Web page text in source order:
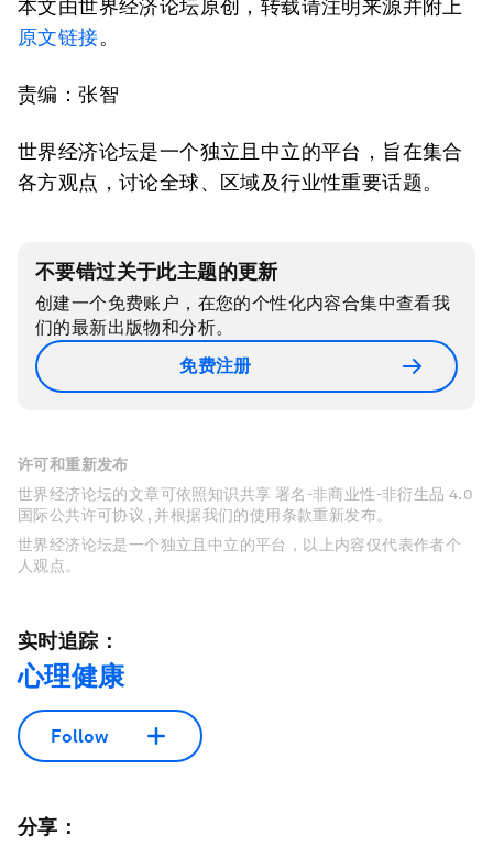
本文由世界经济论坛原创，转载请注明来源并附上
原文链接。
责编：张智
世界经济论坛是一个独立且中立的平台，旨在集合
各方观点，讨论全球、区域及行业性重要话题。
不要错过关于此主题的更新
创建一个免费账户，在您的个性化内容合集中查看我
们的最新出版物和分析。
免费注册
许可和重新发布
世界经济论坛的文章可依照知识共享 署名-非商业性-非衍生品 4.0
国际公共许可协议 , 并根据我们的使用条款重新发布。
世界经济论坛是一个独立且中立的平台，以上内容仅代表作者个
人观点。
实时追踪：
心理健康
Follow
分享：